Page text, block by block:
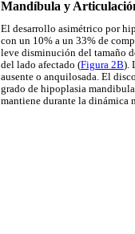
Mandíbula y
El desarrollo asimétrico por
con un 10% a un 33% de
leve disminución del tamaño
del lado afectado (Figura 2B).
ausente o anquilosada. El
grado de hipoplasia
mantiene durante la dinámica